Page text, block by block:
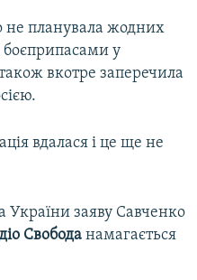
не планувала жодних
боєприпасами у
вкотре заперечила
вдалася і це ще не
України заяву Савченко
Свобода намагається